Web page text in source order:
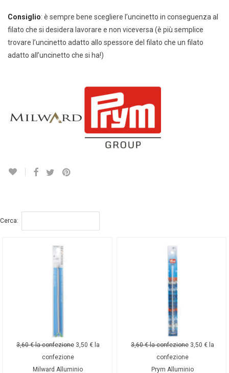
Consiglio: è sempre bene scegliere l’uncinetto in conseguenza al
filato che si desidera lavorare e non viceversa (è più semplice
trovare l’uncinetto adatto allo spessore del filato che un filato
adatto all’uncinetto che si ha!)
Cerca:
3,60€ la confezione 3,50 € la
confezione
Milward Alluminio
3,60€ la confezione 3,50 € la
confezione
Prym Alluminio